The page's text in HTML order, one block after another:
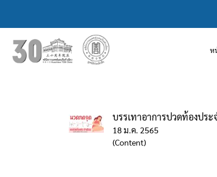
ห
บรรเทาอาการปวดท้องปร
18 ม.ค. 2565
(Content)